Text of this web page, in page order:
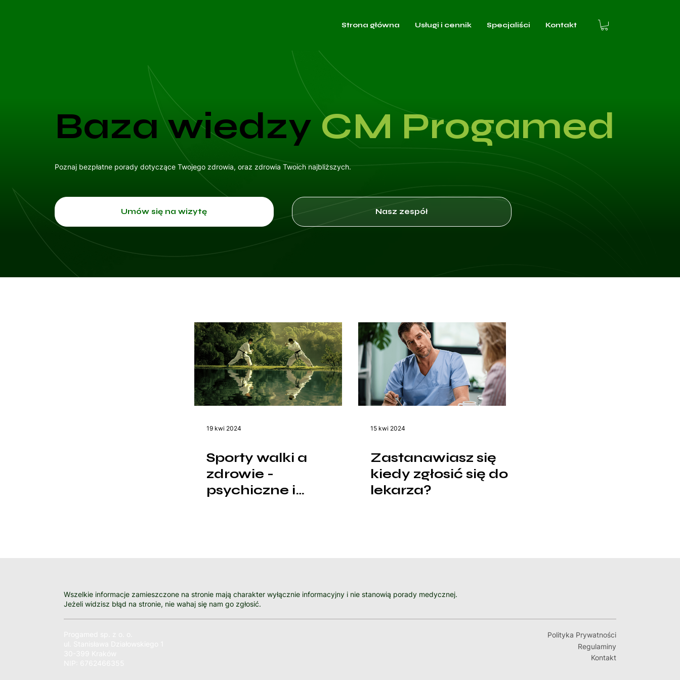
Strona główna Usługi i cennik Specjaliści Kontakt
Baza wiedzy CM Progamed
Poznaj bezpłatne porady dotyczące Twojego zdrowia, oraz zdrowia Twoich najbliższych.
Umów się na wizytę Nasz zespół
19 kwi 2024
Sporty walki a
zdrowie -
psychiczne i
15 kwi 2024
Zastanawiasz się
kiedy zgłosić się do
lekarza?
Wszelkie informacje zamieszczone na stronie mają charakter wyłącznie informacyjny i nie stanowią porady medycznej.
Jeżeli widzisz błąd na stronie, nie wahaj się nam go zgłosić.
Polityka Prywatności
Regulaminy
Kontakt